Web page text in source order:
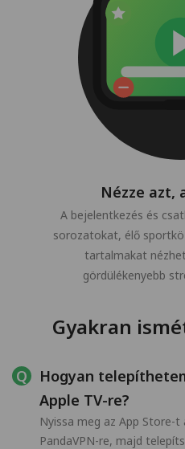
Nézze azt,
A bejelentkezés és
sorozatokat, élő
tartalmakat
gördülékenyebb
Gyakran
Hogyan
Apple TV-re?
Nyissa meg az App Store-t
PandaVPN-re, majd